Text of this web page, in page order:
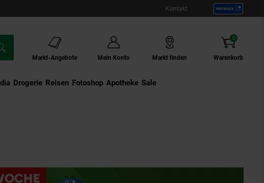
Kontakt
Markt-Angebote Mein Konto Markt finden Warenkorb
0
Artikel
Drogerie Externer Link:
Reisen Externer Link:
Fotoshop Externer Link:
Apotheke Sale